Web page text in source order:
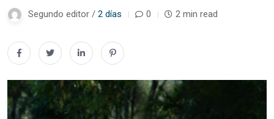
Segundo editor / 2 días 0 2 min read